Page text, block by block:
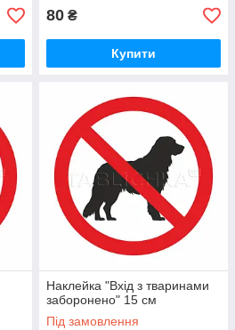
80 ₴
Купити
Наклейка "Вхід з тваринами
заборонено" 15 см
Під замовлення